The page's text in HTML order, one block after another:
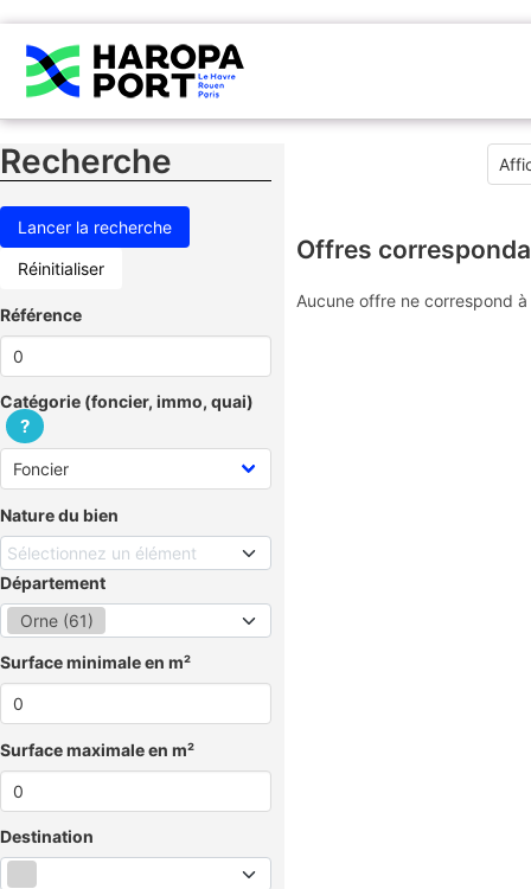
Recherche
Réinitialiser
Référence
Catégorie (foncier, immo, quai)
?
Nature du bien
Sélectionnez un élément
Département
Orne (61)
Surface minimale en m²
Surface maximale en m²
Destination
Offres
Aucune offre ne correspond